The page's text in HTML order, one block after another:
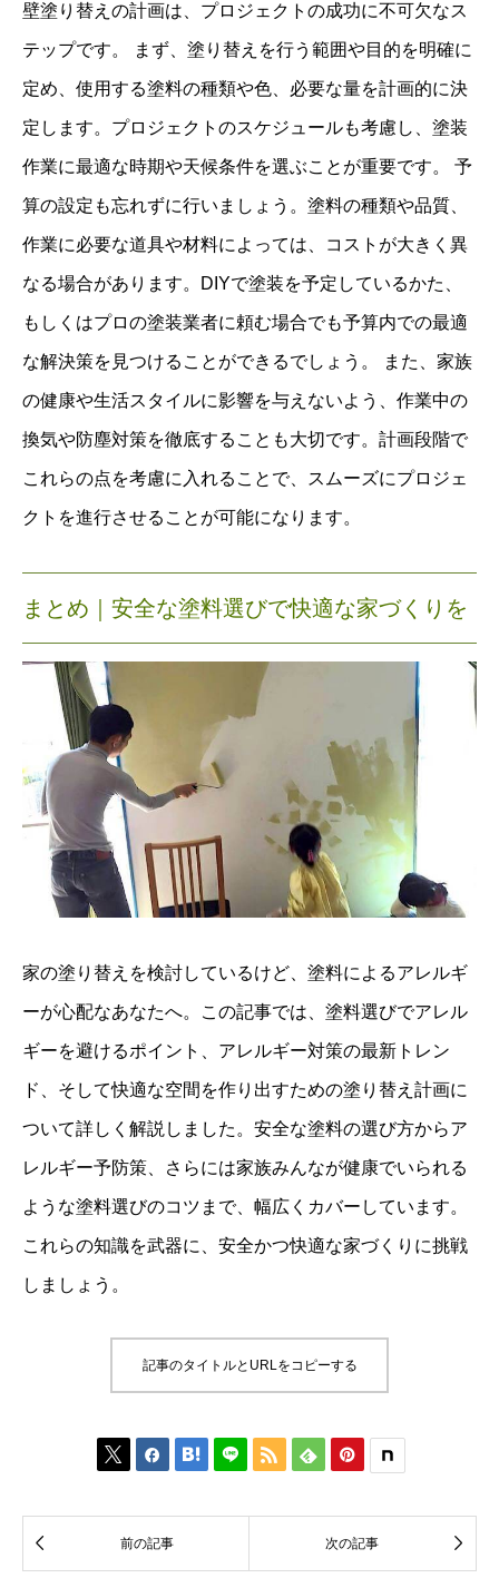
壁塗り替えの計画は、プロジェクトの成功に不可欠なス
テップです。 まず、塗り替えを行う範囲や目的を明確に
定め、使用する塗料の種類や色、必要な量を計画的に決
定します。プロジェクトのスケジュールも考慮し、塗装
作業に最適な時期や天候条件を選ぶことが重要です。 予
算の設定も忘れずに行いましょう。塗料の種類や品質、
作業に必要な道具や材料によっては、コストが大きく異
なる場合があります。DIYで塗装を予定しているかた、
もしくはプロの塗装業者に頼む場合でも予算内での最適
な解決策を見つけることができるでしょう。 また、家族
の健康や生活スタイルに影響を与えないよう、作業中の
換気や防塵対策を徹底することも大切です。計画段階で
これらの点を考慮に入れることで、スムーズにプロジェ
クトを進行させることが可能になります。
まとめ｜ 安全な塗料選びで快適な家づくりを
家の塗り替えを検討しているけど、塗料によるアレルギ
ーが心配なあなたへ。この記事では、塗料選びでアレル
ギーを避けるポイント、アレルギー対策の最新トレン
ド、そして快適な空間を作り出すための塗り替え計画に
ついて詳しく解説しました。安全な塗料の選び方からア
レルギー予防策、さらには家族みんなが健康でいられる
ような塗料選びのコツまで、幅広くカバーしています。
これらの知識を武器に、安全かつ快適な家づくりに挑戦
しましょう。
記事のタイトルとURLをコピーする
     
 前の記事 次の記事 